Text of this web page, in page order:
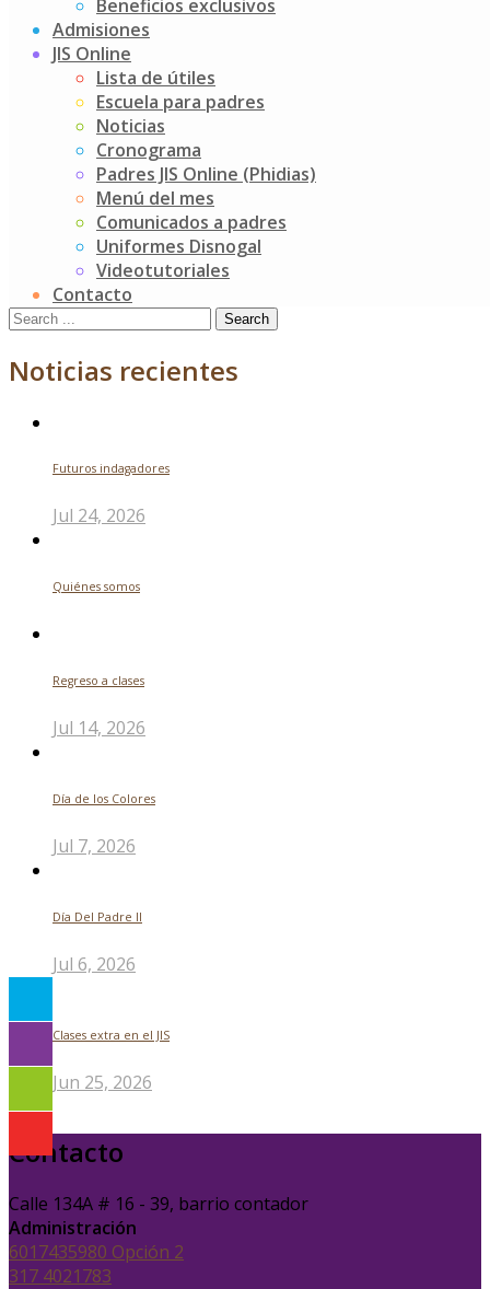
Beneficios exclusivos
Admisiones
JIS Online
Lista de útiles
Escuela para padres
Noticias
Cronograma
Padres JIS Online (Phidias)
Menú del mes
Comunicados a padres
Uniformes Disnogal
Videotutoriales
Contacto
semana maravillosa de gran celebración y muchas
emociones, en esta oportunidad, los más grandes del
Jardín, los niños de K5, invitaron especialmente a sus
mejores cómplices de travesuras y picardías.
Nos encanta su visita… Feliz día a todos los súper
abuelitos.
navigation
Día de los abuelitos K4
THE ICE CREAM SHOP
Buscar
Search
Noticias recientes
Futuros indagadores
Jul 24, 2026
Quiénes somos
Regreso a clases
Jul 14, 2026
Día de los Colores
Jul 7, 2026
Día Del Padre ll
Jul 6, 2026
Clases extra en el JIS
Jun 25, 2026
Contacto
Calle 134A # 16 - 39, barrio contador
Administración
6017435980 Opción 2
317 4021783